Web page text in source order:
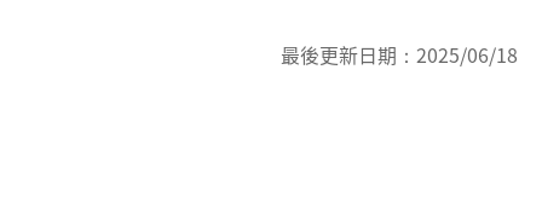
最後更新日期： 2025/06/18